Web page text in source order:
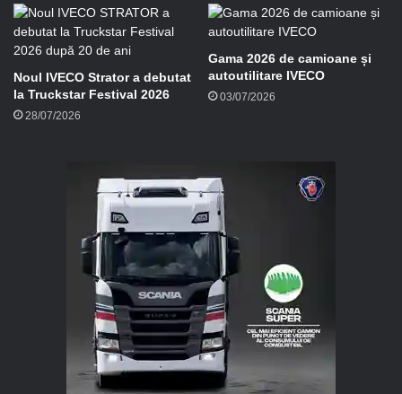
Noul IVECO Strator a debutat
la Truckstar Festival 2026
28/07/2026
Gama 2026 de camioane și
autoutilitare IVECO
03/07/2026